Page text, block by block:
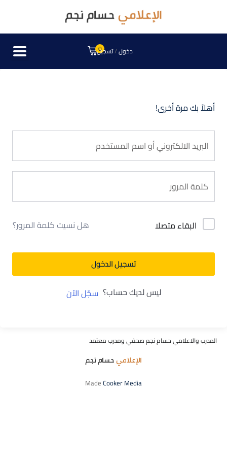
0 دخول/تسجيل
أهلاً بك مرة أخرى!
البقاء متصلا هل نسيت كلمة المرور؟
تسجيل الدخول
ليس لديك حساب؟ سجّل الآن
المدرب والاعلامي حسام نجم صحفي ومدرب معتمد
MadeCooker Media